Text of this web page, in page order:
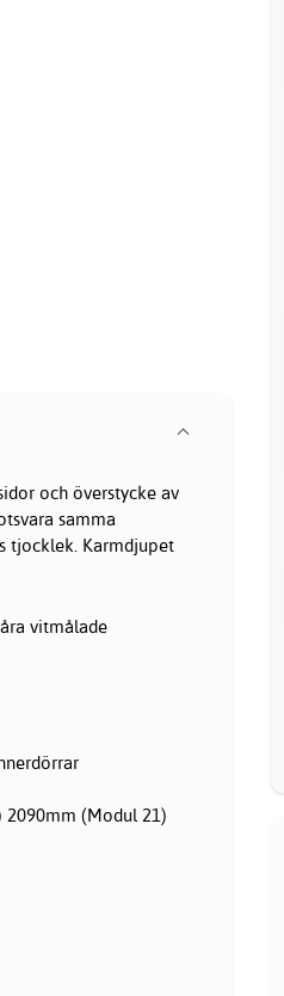
och överstycke av
samma
tjocklek. Karmdjupet
vitmålade
(Modul 21)